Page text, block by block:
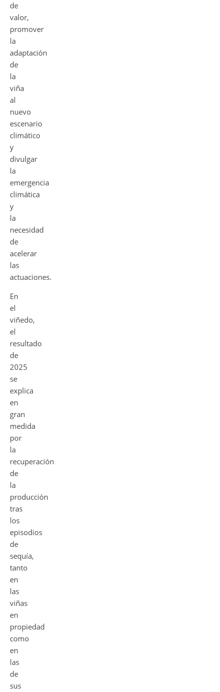
de
valor,
promover
la
adaptación
de
la
viña
al
nuevo
escenario
climático
y
divulgar
la
emergencia
climática
y
la
necesidad
de
acelerar
las
actuaciones.
En
el
viñedo,
el
resultado
de
2025
se
explica
en
gran
medida
por
la
recuperación
de
la
producción
tras
los
episodios
de
sequía,
tanto
en
las
viñas
en
propiedad
como
en
las
de
sus